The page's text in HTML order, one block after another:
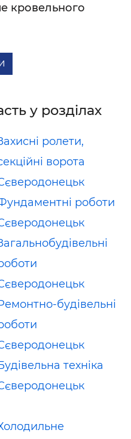
кровельного
у розділах
ролети,
ворота
роботи
будівельні
техніка